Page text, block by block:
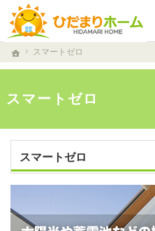
ホーム
スマートゼロ
スマートゼロ
一生に一度の家づくり。注文住宅（仁多郡
注文住宅（仁多郡・雲南市・松江市）の工
スマートゼロ